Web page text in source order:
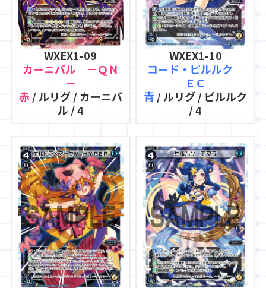
WXEX1-09
カーニバル －ＱＮ
－
赤/ ルリグ / カーニバ
ル / 4
WXEX1-10
コード・ピルルク
ＥＣ
青 / ルリグ / ピルルク
/ 4